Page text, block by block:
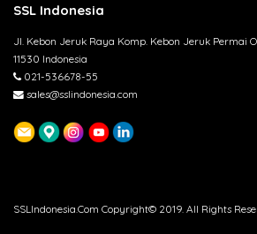
SSL Indonesia
Jl. Kebon Jeruk Raya Komp. Kebon Jeruk Permai
11530 Indonesia
021-536678-55
sales@sslindonesia.com
SSLIndonesia.Com Copyright© 2019. All Rights